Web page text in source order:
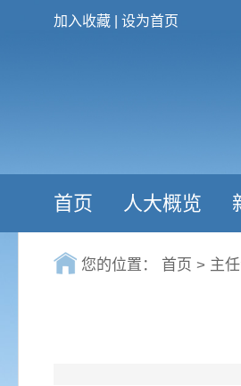
加入收藏 设为首页
首页 人大概览
您的位置： 首页 > 主